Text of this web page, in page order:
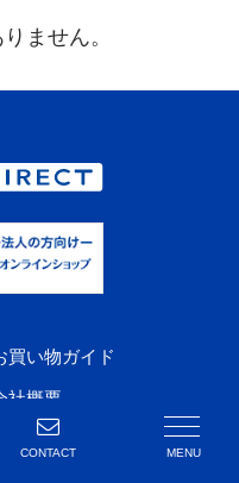
ません。
買い物ガイド
社概要
CONTACT